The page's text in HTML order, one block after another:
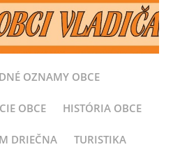
OZNAMY OBCE
OBCE HISTÓRIA OBCE
DRIEČNA TURISTIKA